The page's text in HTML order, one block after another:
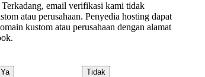
Terkadang, email verifikasi kami tidak
atau perusahaan. Penyedia hosting dapat
kustom atau perusahaan dengan alamat
Ya Tidak